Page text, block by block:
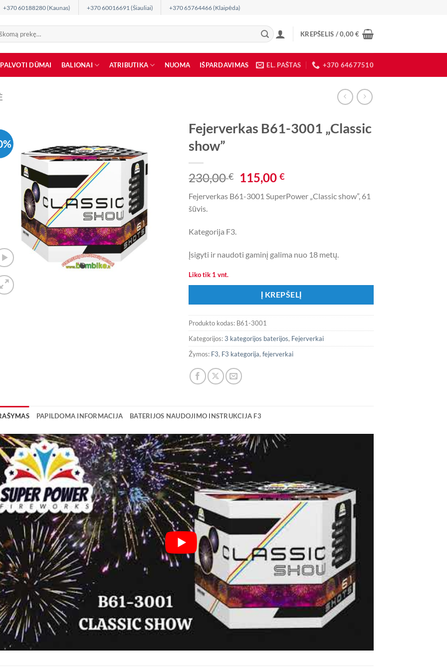
+370 60188280 (Kaunas) +370 60016691 (Šiauliai) +370 65764466 (Klaipėda)
KREPŠELIS /0,00€
DŪMAI BALIONAI ATRIBUTIKA NUOMA IŠPARDAVIMAS EL. PAŠTAS +370 64677510
Fejerverkas B61-3001 „Classic
show”
230,00€
Original
price
was:
115,00€Current
is:
Fejerverkas B61-3001 SuperPower „Classic show”, 61
šūvis.
Kategorija F3.
Įsigyti ir naudoti gaminį galima nuo 18 metų.
Liko tik 1 vnt.
Į KREPŠELĮ
Produkto kodas: B61-3001
Kategorijos:3 kategorijos baterijos, Fejerverkai
Žymos: F3, F3 kategorija,fejerverkai
PAPILDOMA INFORMACIJA BATERIJOS NAUDOJIMO INSTRUKCIJA F3